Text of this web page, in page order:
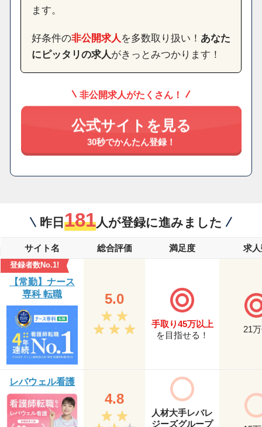
ます。
好条件の非公開求人を多数取り扱い！ あなた
にピッタリの求人がきっとみつかります！
非公開求人がたくさん！
公式サイトを見る
30秒でかんたん登録！
昨日 181 人が登録に進みました
サイト名 総合評価 満足度 求
登録者数No.1!
【常勤】ナース
専科 転職
5.0
手取り45万以上
を目指せる！
21
レバウェル看護
4.8
人材大手レバレ
ジーズグループ